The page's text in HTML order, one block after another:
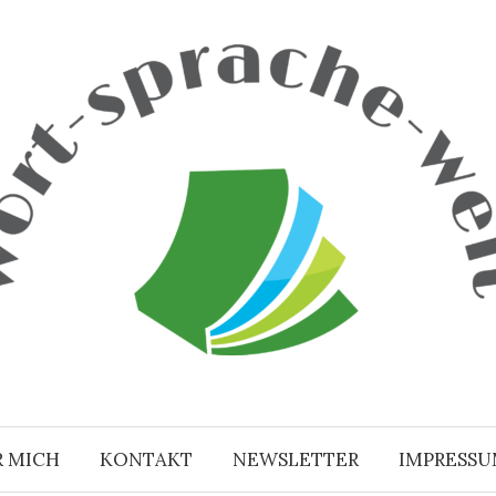
MICH KONTAKT NEWSLETTER